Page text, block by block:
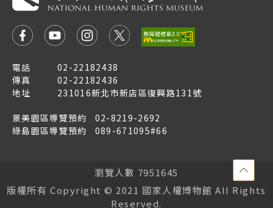
點
擊
電話
02-22182438
傳真
02-22182436
地址
231016新北市新店區復興路131號
景美園區導覽預約
02-8219-2692
綠島園區導覽預約
089-671095#66
瀏覽人數 7951645
版權所有 Copyright © 2021 國家人權博物館 All Rights
Reserved.